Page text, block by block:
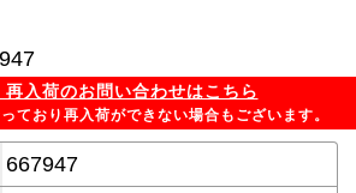
再入荷のお問い合わせはこちら
ており再入荷ができない場合もございます。
667947